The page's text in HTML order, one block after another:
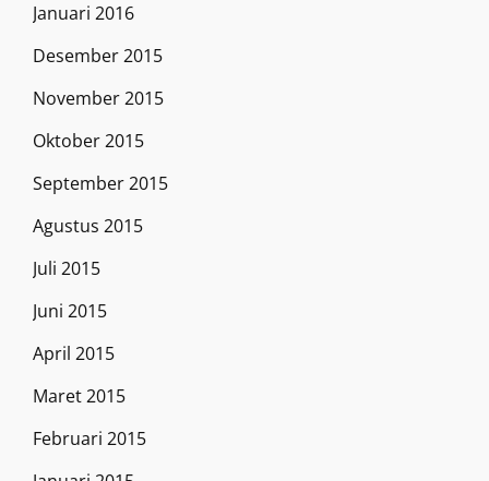
Januari 2016
Desember 2015
November 2015
Oktober 2015
September 2015
Agustus 2015
Juli 2015
Juni 2015
April 2015
Maret 2015
Februari 2015